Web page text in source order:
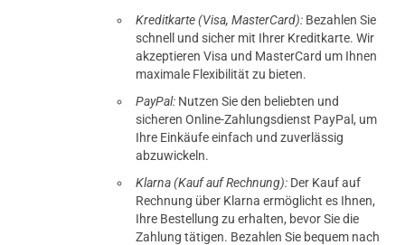
Kreditkarte (Visa, MasterCard): Bezahlen Sie
schnell und sicher mit Ihrer Kreditkarte. Wir
akzeptieren Visa und MasterCard um Ihnen
maximale Flexibilität zu bieten.
PayPal: Nutzen Sie den beliebten und
sicheren Online-Zahlungsdienst PayPal, um
Ihre Einkäufe einfach und zuverlässig
abzuwickeln.
Klarna (Kauf auf Rechnung): Der Kauf auf
Rechnung über Klarna ermöglicht es Ihnen,
Ihre Bestellung zu erhalten, bevor Sie die
Zahlung tätigen. Bezahlen Sie bequem nach